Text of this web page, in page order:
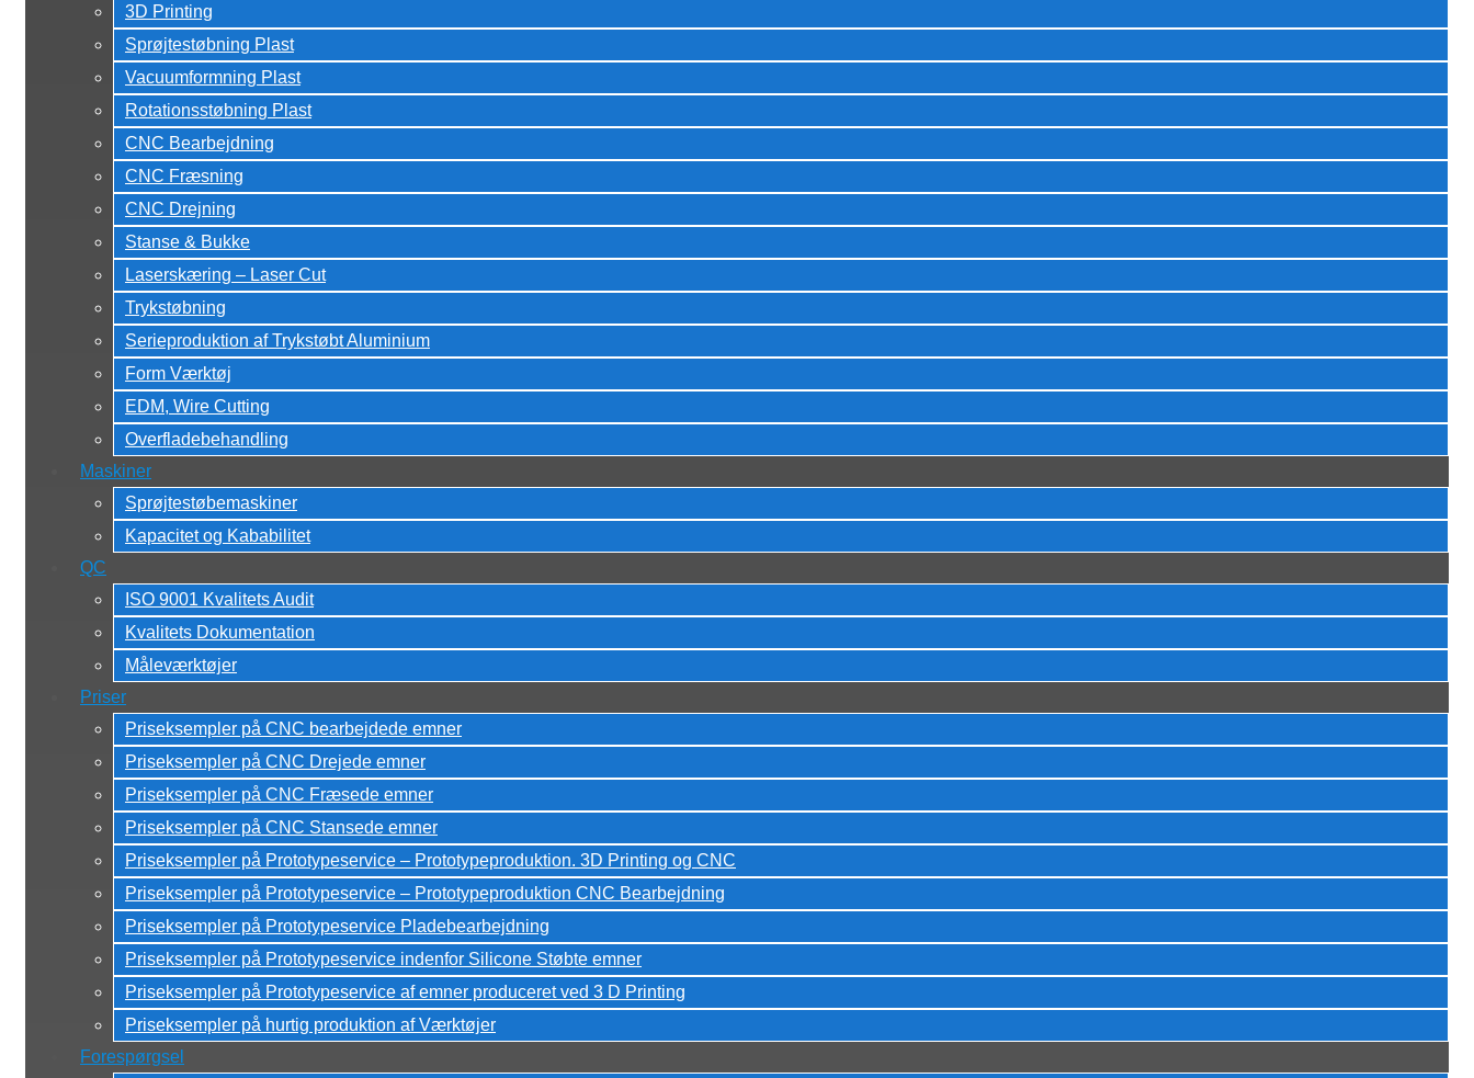
3D Printing
Sprøjtestøbning Plast
Vacuumformning Plast
Rotationsstøbning Plast
CNC Bearbejdning
CNC Fræsning
CNC Drejning
Stanse & Bukke
Laserskæring – Laser Cut
Trykstøbning
Serieproduktion af Trykstøbt Aluminium
Form Værktøj
EDM, Wire Cutting
Overfladebehandling
Maskiner
Sprøjtestøbemaskiner
Kapacitet og Kababilitet
QC
ISO 9001 Kvalitets Audit
Kvalitets Dokumentation
Måleværktøjer
Priser
Priseksempler på CNC bearbejdede emner
Priseksempler på CNC Drejede emner
Priseksempler på CNC Fræsede emner
Priseksempler på CNC Stansede emner
Priseksempler på Prototypeservice – Prototypeproduktion. 3D Printing og CNC
Priseksempler på Prototypeservice – Prototypeproduktion CNC Bearbejdning
Priseksempler på Prototypeservice Pladebearbejdning
Priseksempler på Prototypeservice indenfor Silicone Støbte emner
Priseksempler på Prototypeservice af emner produceret ved 3 D Printing
Priseksempler på hurtig produktion af Værktøjer
Forespørgsel